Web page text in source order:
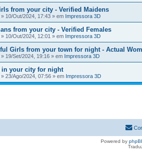
from your city - Verified Maidens
» 10/Out/2024, 17:43 » em Impressora 3D
from your city - Verified Females
» 10/Out/2024, 12:01 » em Impressora 3D
Girls from your town for night - Actual
» 19/Set/2024, 19:16 » em Impressora 3D
in your city for night
» 23/Ago/2024, 07:56 » em Impressora 3D
Powered by